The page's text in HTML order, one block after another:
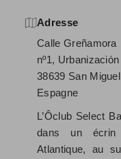
Adresse
Calle Greñamora
nº1,
38639 San
Espagne
L’Ôclub Select
dans un écrin
Atlantique, au